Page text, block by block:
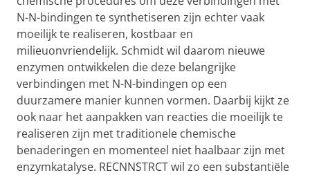
N-N-bindingen te synthetiseren zijn echter vaak
moeilijk te realiseren, kostbaar en
milieuonvriendelijk. Schmidt wil daarom nieuwe
enzymen ontwikkelen die deze belangrijke
verbindingen met N-N-bindingen op een
duurzamere manier kunnen vormen. Daarbij kijkt ze
ook naar het aanpakken van reacties die moeilijk te
realiseren zijn met traditionele chemische
benaderingen en momenteel niet haalbaar zijn met
enzymkatalyse. RECNNSTRCT wil zo een substantiële